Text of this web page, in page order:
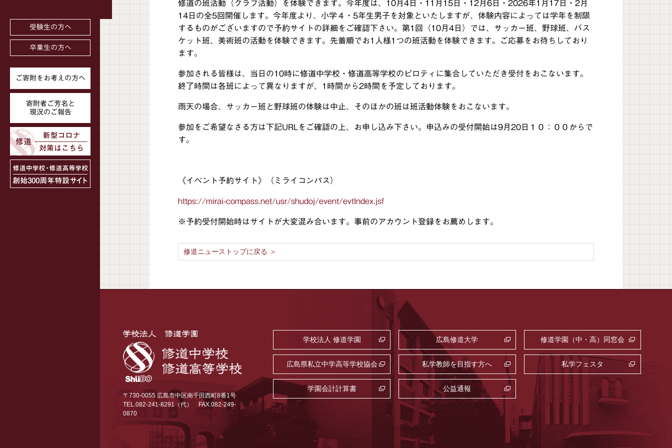
受験生の方へ
卒業生の方へ
ご寄附をお考えの方へ
寄附者ご芳名と
現況のご報告
修道の班活動（クラブ活動）を体験できます。今年度は、10月4日・11月15日・12月6日・2026年1月17日・2月
14日の全5回開催します。今年度より、小学４・5年生男子を対象といたしますが、体験内容によっては学年を制限
するものがございますので予約サイトの詳細をご確認下さい。第1回（10月4日）では、サッカー班、野球班、バス
ケット班、美術班の活動を体験できます。先着順でお1人様1つの班活動を体験できます。ご応募をお待ちしており
ます。
参加される皆様は、当日の10時に修道中学校・修道高等学校のピロティに集合していただき受付をおこないます。
終了時間は各班によって異なりますが、1時間から2時間を予定しております。
雨天の場合、サッカー班と野球班の体験は中止、そのほかの班は班活動体験をおこないます。
参加をご希望なさる方は下記URLをご確認の上、お申し込み下さい。申込みの受付開始は9月20日１０：００からで
す。
《イベント予約サイト》（ミライコンパス）
https://mirai-compass.net/usr/shudoj/event/evtIndex.jsf
※予約受付開始時はサイトが大変混み合います。事前のアカウント登録をお薦めします。
修道ニューストップに戻る ＞
〒730-0055 広島市中区南千田西町8番1号
TEL.082-241-8291（代）
FAX.082-249-
0870
学校法人 修道学園 広島修道大学 修道学園（中・高）同窓会
広島県私立中学高等学校協会 私学教師を目指す方へ 私学フェスタ
学園会計計算書 公益通報